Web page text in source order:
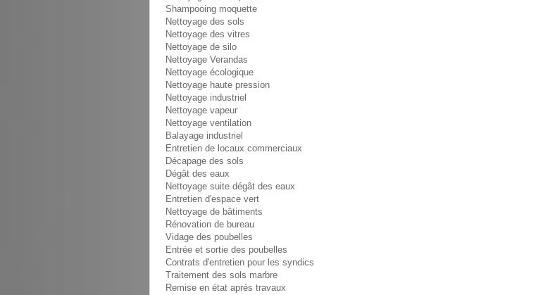
Shampooing moquette
Nettoyage des sols
Nettoyage des vitres
Nettoyage de silo
Nettoyage Verandas
Nettoyage écologique
Nettoyage haute pression
Nettoyage industriel
Nettoyage vapeur
Nettoyage ventilation
Balayage industriel
Entretien de locaux commerciaux
Décapage des sols
Dégât des eaux
Nettoyage suite dégât des eaux
Entretien d'espace vert
Nettoyage de bâtiments
Rénovation de bureau
Vidage des poubelles
Entrée et sortie des poubelles
Contrats d'entretien pour les syndics
Traitement des sols marbre
Remise en état aprés travaux